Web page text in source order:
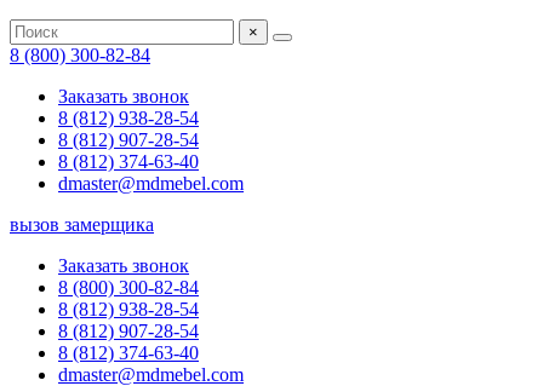
×
8 (800) 300-82-84
Заказать звонок
8 (812) 938-28-54
8 (812) 907-28-54
8 (812) 374-63-40
dmaster@mdmebel.com
вызов замерщика
Заказать звонок
8 (800) 300-82-84
8 (812) 938-28-54
8 (812) 907-28-54
8 (812) 374-63-40
dmaster@mdmebel.com